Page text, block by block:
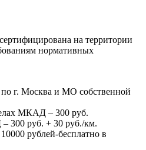
на территории
нормативных
г. Москва и МО собственной
МКАД – 300 руб.
300 руб. + 30 руб./км.
рублей-бесплатно в